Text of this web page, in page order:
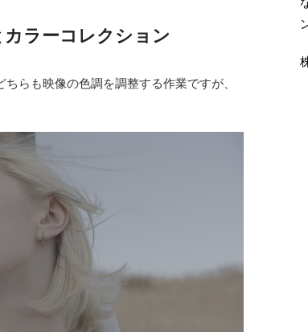
ラーコレクション
らも映像の色調を調整する作業ですが、